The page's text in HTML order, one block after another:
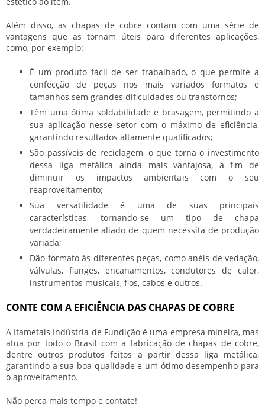
Além disso, as chapas de cobre contam com uma série de
vantagens que as tornam úteis para diferentes aplicações,
como, por exemplo:
É um produto fácil de ser trabalhado, o que permite a
confecção de peças nos mais variados formatos e
tamanhos sem grandes dificuldades ou transtornos;
Têm uma ótima soldabilidade e brasagem, permitindo a
sua aplicação nesse setor com o máximo de eficiência,
garantindo resultados altamente qualificados;
São passíveis de reciclagem, o que torna o investimento
dessa liga metálica ainda mais vantajosa, a fim de
diminuir os impactos ambientais com o seu
reaproveitamento;
Sua versatilidade é uma de suas principais
características, tornando-se um tipo de chapa
verdadeiramente aliado de quem necessita de produção
variada;
Dão formato às diferentes peças, como anéis de vedação,
válvulas, flanges, encanamentos, condutores de calor,
instrumentos musicais, fios, cabos e outros.
CONTE COM A EFICIÊNCIA DAS CHAPAS DE COBRE
A Itametais Indústria de Fundição é uma empresa mineira, mas
atua por todo o Brasil com a fabricação dechapas de cobre,
dentre outros produtos feitos a partir dessa liga metálica,
garantindo a sua boa qualidade e um ótimo desempenho para
o aproveitamento.
Não perca mais tempo e contate!